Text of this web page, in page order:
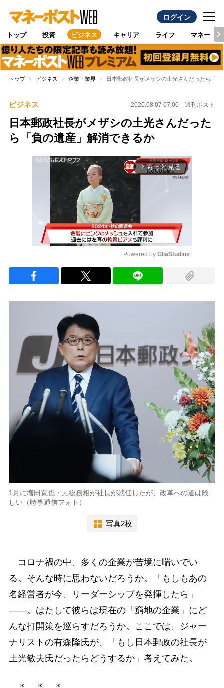
ログイン
トップ 投資 ビジネス キャリア ライフ マネー
トップ ビジネス 企業・業界 日本郵政社長がメザシの土光さんだったら「
ビジネス 2020.08.07 07:00 週刊ポスト
日本郵政社長がメザシの土光さんだった
ら「負の遺産」解消できるか
arrow_forward_ios もっと見る
Powered by GliaStudios
1月に増田寛也・元総務相が社長が就任したが、改革への道は険
しい（時事通信フォト）
写真2枚
コロナ禍の中、多くの企業が苦境に喘いでい
る。そんな時に思わないだろうか。「もしもあの
名経営者が今、リーダーシップを発揮したら」
――。はたして彼らは現在の「窮地の企業」にど
んな打開策を巡らすだろうか。ここでは、ジャー
ナリストの有森隆氏が、「もし日本郵政の社長が
土光敏夫氏だったらどうするか」考えてみた。